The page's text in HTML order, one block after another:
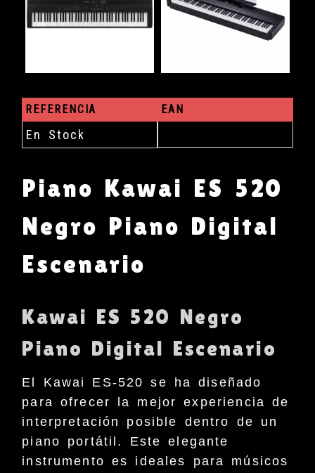
REFERENCIA
En Stock
EAN
Piano Kawai ES 520
Negro Piano Digital
Escenario
Kawai ES 520 Negro
Piano Digital Escenario
El Kawai ES-520 se ha diseñado
para ofrecer la mejor experiencia de
interpretación posible dentro de un
piano portátil. Este elegante
instrumento es ideales para músicos